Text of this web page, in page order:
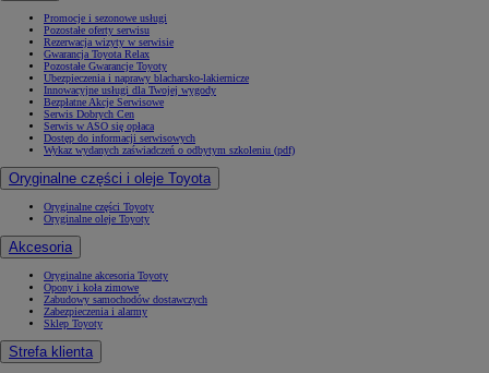
Promocje i sezonowe usługi
Pozostałe oferty serwisu
Rezerwacja wizyty w serwisie
Gwarancja Toyota Relax
Pozostałe Gwarancje Toyoty
Ubezpieczenia i naprawy blacharsko-lakiernicze
Innowacyjne usługi dla Twojej wygody
Bezpłatne Akcje Serwisowe
Serwis Dobrych Cen
Serwis w ASO się opłaca
Dostęp do informacji serwisowych
Wykaz wydanych zaświadczeń o odbytym szkoleniu (pdf)
Oryginalne części i oleje Toyota
Oryginalne części Toyoty
Oryginalne oleje Toyoty
Akcesoria
Oryginalne akcesoria Toyoty
Opony i koła zimowe
Zabudowy samochodów dostawczych
Zabezpieczenia i alarmy
Sklep Toyoty
Strefa klienta